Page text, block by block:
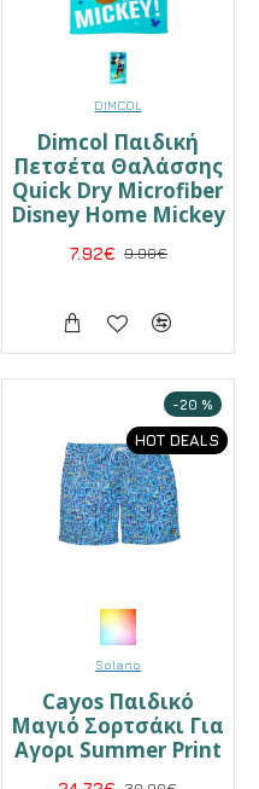
DIMCOL
Dimcol Παιδική
Πετσέτα Θαλάσσης
Quick Dry Microfiber
Disney Home Mickey
7.92€ 9.90€
HOT DEALS
-20 %
Solano
Cayos Παιδικό
Μαγιό Σορτσάκι Για
Αγορι Summer Print